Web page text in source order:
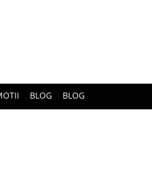
BLOG BLOG